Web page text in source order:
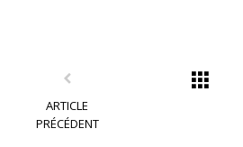
ARTICLE
PRÉCÉDENT